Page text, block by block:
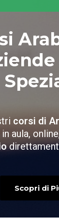
corsi di
in aula,
Scopri di